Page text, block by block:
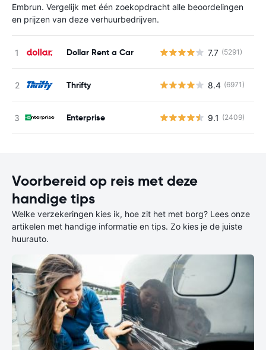
Embrun. Vergelijk met één zoekopdracht alle beoordelingen
en prijzen van deze verhuurbedrijven.
Dollar Rent a Car 7.7 (5291)
Thrifty 8.4 (6971)
Enterprise 9.1 (2409)
Voorbereid op reis met deze
handige tips
Welke verzekeringen kies ik, hoe zit het met borg? Lees onze
artikelen met handige informatie en tips. Zo kies je de juiste
huurauto.